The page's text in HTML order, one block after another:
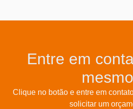
Entre em
Clique no botão e entre em
solicitar um